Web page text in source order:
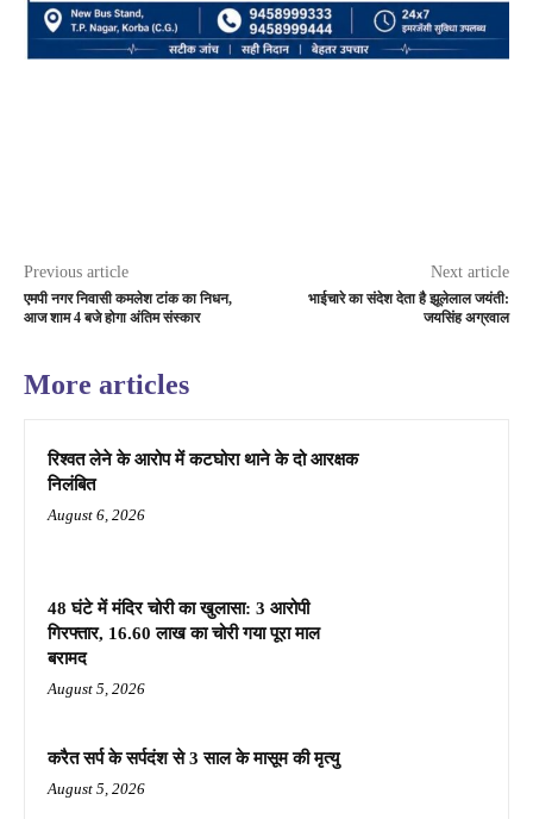
Previous article
एमपी नगर निवासी कमलेश टांक का निधन,
आज शाम 4 बजे होगा अंतिम संस्कार
Next article
भाईचारे का संदेश देता है झूलेलाल जयंती:
जयसिंह अग्रवाल
More articles
रिश्वत लेने के आरोप में कटघोरा थाने के दो आरक्षक
निलंबित
August 6, 2026
48 घंटे में मंदिर चोरी का खुलासा: 3 आरोपी
गिरफ्तार, 16.60 लाख का चोरी गया पूरा माल
बरामद
August 5, 2026
करैत सर्प के सर्पदंश से 3 साल के मासूम की मृत्यु
August 5, 2026